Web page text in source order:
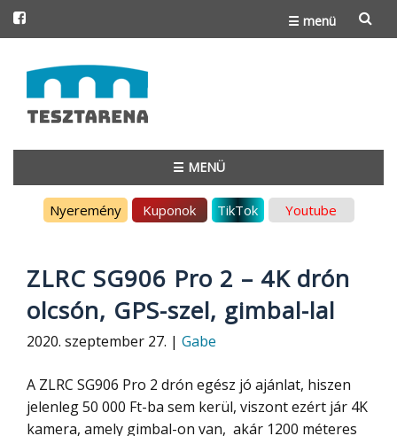
☰ menü
to
content
☰ MENÜ
Nyeremény Kuponok TikTok Youtube
ZLRC SG906 Pro 2 – 4K drón
olcsón, GPS-szel, gimbal-lal
2020. szeptember 27. | Gabe
A ZLRC SG906 Pro 2 drón egész jó ajánlat, hiszen
jelenleg 50 000 Ft-ba sem kerül, viszont ezért jár 4K
kamera, amely gimbal-on van, akár 1200 méteres